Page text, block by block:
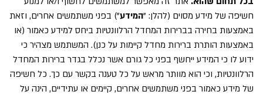
חשיפה של מידע מסוים (להלן: "המידע") בפני משתמשים אחרים, וזאת
באמצעות בחירה בברירות המחדל הרלוונטיות ביחס למידע כאמור (או
באמצעות הותרת ברירות מחדל קיימות על כנן). המשתמש מצהיר כי
ידוע לו כי המידע ייחשף בפני כל גורם אשר נכלל בגדר ברירות המחדל
הרלוונטיות, וכי הוא מוותר מראש על כל טענה בקשר עם כך. כל חשיפה
של מידע כאמור בפני משתמשים אחרים, קיימים או עתידיים, הינה על